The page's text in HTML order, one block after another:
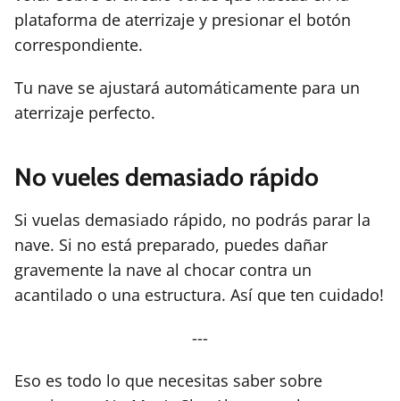
plataforma de aterrizaje y presionar el botón
correspondiente.
Tu nave se ajustará automáticamente para un
aterrizaje perfecto.
No vueles demasiado rápido
Si vuelas demasiado rápido, no podrás parar la
nave. Si no está preparado, puedes dañar
gravemente la nave al chocar contra un
acantilado o una estructura. Así que ten cuidado!
---
Eso es todo lo que necesitas saber sobre